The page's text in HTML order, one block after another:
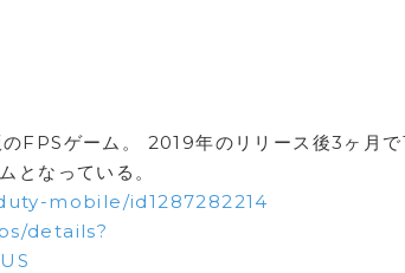
FPSゲーム。 2019年のリリース後3ヶ月で
となっている。
mobile/id1287282214
details?